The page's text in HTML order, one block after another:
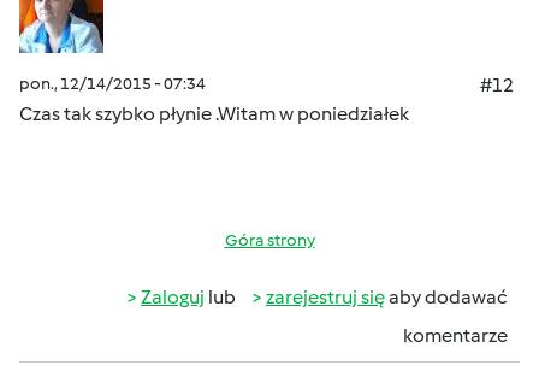
pon., 12/14/2015 - 07:34
#12
Czas tak szybko płynie .Witam w poniedziałek
Góra strony
Zaloguj lub zarejestruj sięaby dodawać
komentarze